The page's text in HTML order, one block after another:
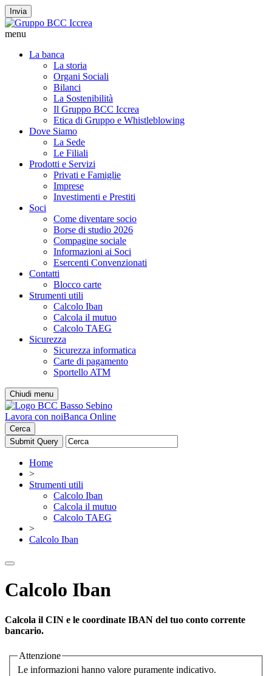
Invia
menu
La banca
La storia
Organi Sociali
Bilanci
La Sostenibilità
Il Gruppo BCC Iccrea
Etica di Gruppo e Whistleblowing
Dove Siamo
La Sede
Le Filiali
Prodotti e Servizi
Privati e Famiglie
Imprese
Investimenti e Prestiti
Soci
Come diventare socio
Borse di studio 2026
Compagine sociale
Informazioni ai Soci
Esercenti Convenzionati
Contatti
Blocco carte
Strumenti utili
Calcolo Iban
Calcola il mutuo
Calcolo TAEG
Sicurezza
Sicurezza informatica
Carte di pagamento
Sportello ATM
Chiudi menu
Lavora con noiBanca Online
Cerca
Home
>
Strumenti utili
Calcolo Iban
Calcola il mutuo
Calcolo TAEG
>
Calcolo Iban
Calcolo Iban
Calcola il CIN e le coordinate IBAN del tuo conto corrente
bancario.
Attenzione
Le informazioni hanno valore puramente indicativo.